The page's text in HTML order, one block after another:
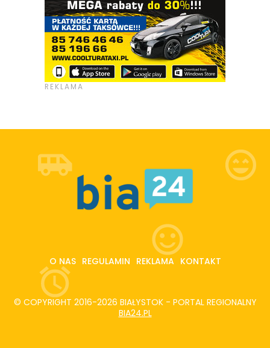
O NAS REGULAMIN REKLAMA KONTAKT
© COPYRIGHT 2016-2026 BIAŁYSTOK - PORTAL REGIONALNY
BIA24.PL